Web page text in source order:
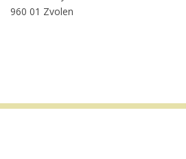
960 01 Zvolen